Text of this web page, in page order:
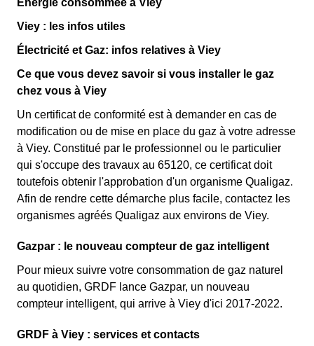
Énergie consommée à Viey
Viey : les infos utiles
Électricité et Gaz: infos relatives à Viey
Ce que vous devez savoir si vous installer le gaz
chez vous à Viey
Un certificat de conformité est à demander en cas de
modification ou de mise en place du gaz à votre adresse
à Viey. Constitué par le professionnel ou le particulier
qui s'occupe des travaux au 65120, ce certificat doit
toutefois obtenir l'approbation d'un organisme Qualigaz.
Afin de rendre cette démarche plus facile, contactez les
organismes agréés Qualigaz aux environs de Viey.
Gazpar : le nouveau compteur de gaz intelligent
Pour mieux suivre votre consommation de gaz naturel
au quotidien, GRDF lance Gazpar, un nouveau
compteur intelligent, qui arrive à Viey d'ici 2017-2022.
GRDF à Viey : services et contacts